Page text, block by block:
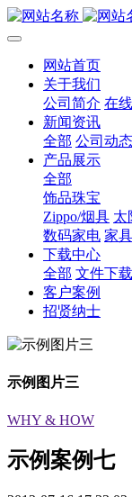
网站首页
关于我们
公司简介 在
新闻资讯
全部 公司动态
产品展示
全部
饰品珠宝
Zippo/烟具 太
数码家电 家
下载中心
全部 文件下载
客户案例
招贤纳士
示例图片三
WHY & HOW
示例案例七